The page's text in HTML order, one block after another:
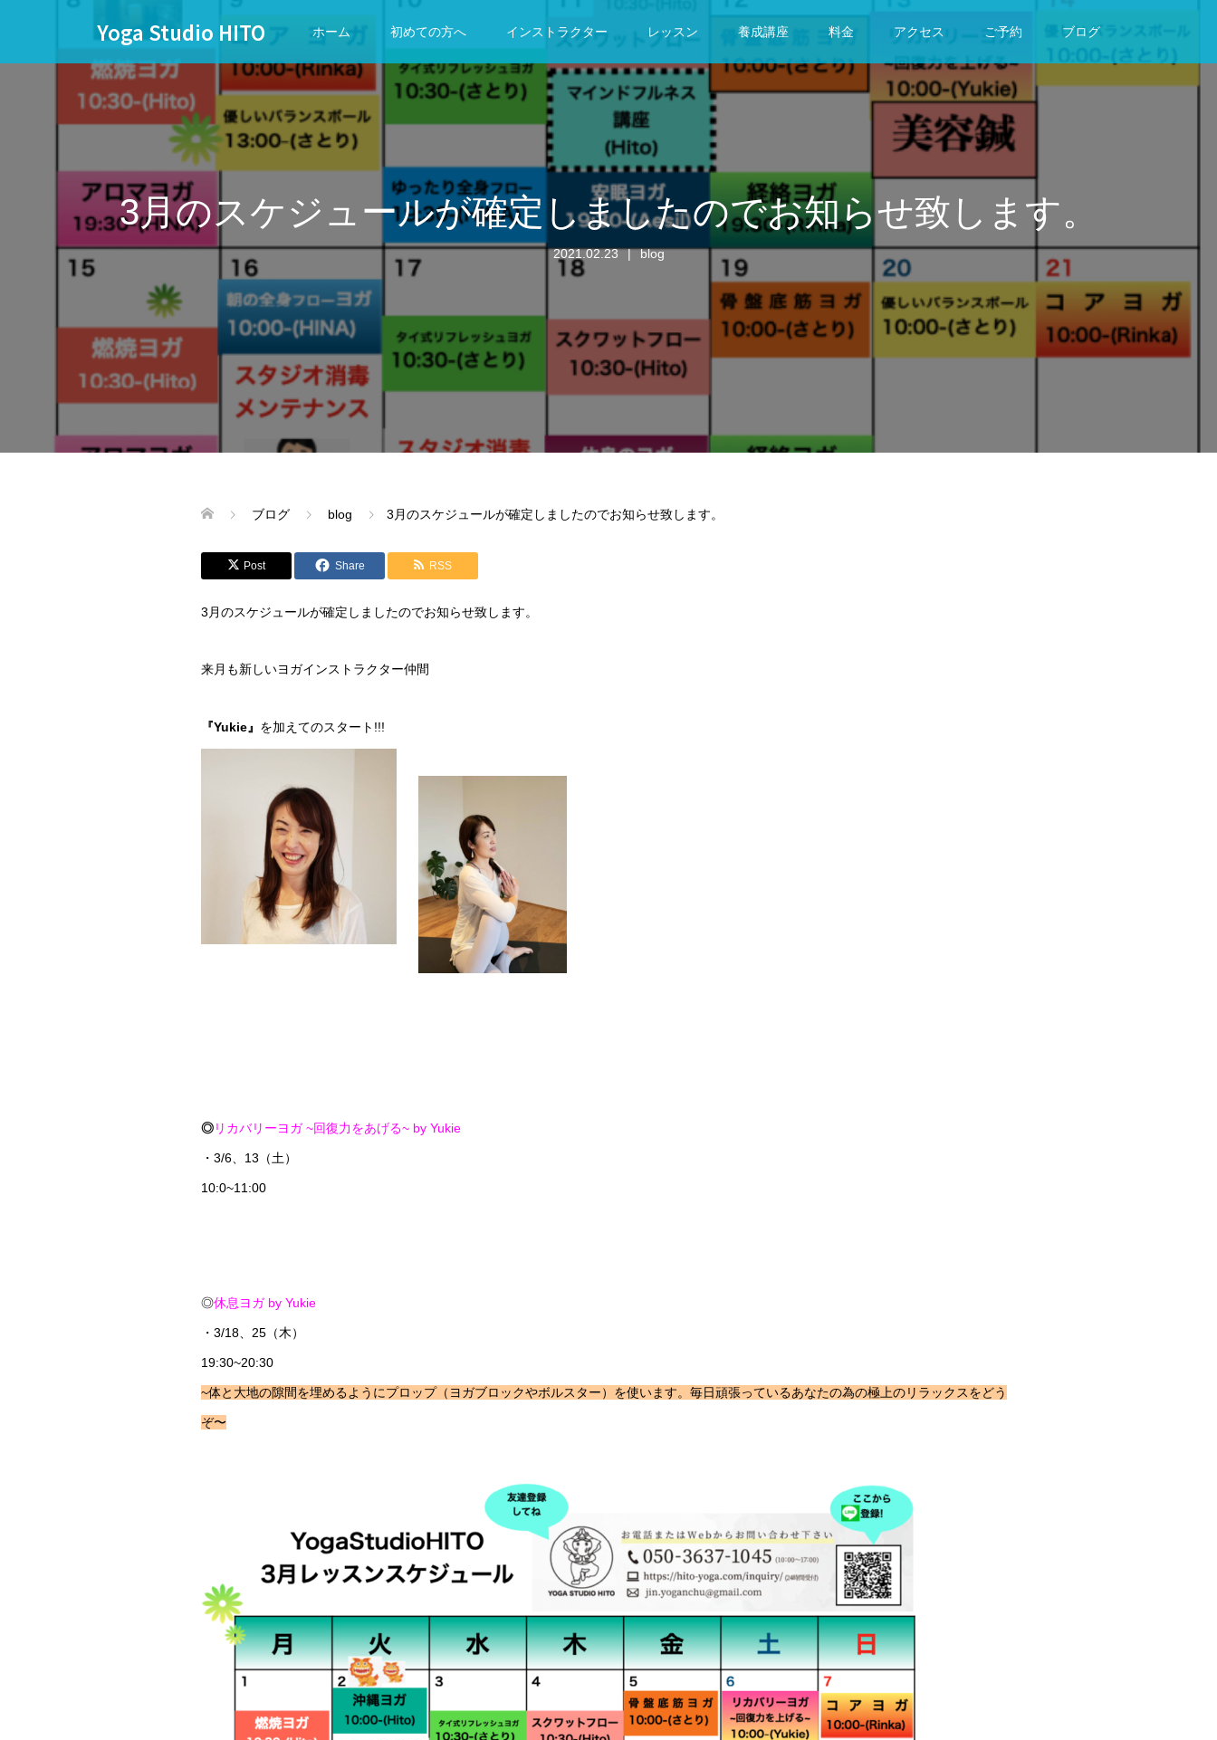
Yoga Studio HITO ホーム 初めての方へ インストラクター レッスン 養成講座 料金 アクセス ご予約 ブログ
3月のスケジュールが確定しましたのでお知らせ致します。
2021.02.23 blog
ブログ blog 3月のスケジュールが確定しましたのでお知らせ致します。
Post Share RSS
3月のスケジュールが確定しましたのでお知らせ致します。
来月も新しいヨガインストラクター仲間
『Yukie』 を加えてのスタート!!!
◎リカバリーヨガ ~回復力をあげる~ by Yukie
・3/6、13（土）
10:0~11:00
◎休息ヨガ by Yukie
・3/18、25（木）
19:30~20:30
~体と大地の隙間を埋めるようにプロップ（ヨガブロックやボルスター）を使います。毎日頑張っているあなたの為の極上のリラックスをどう
ぞ〜